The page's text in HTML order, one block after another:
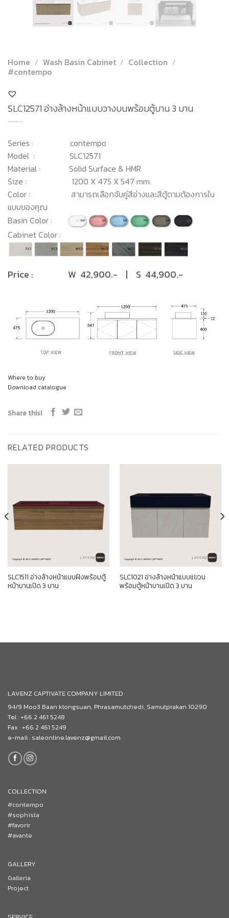
Home / Wash Basin Cabinet / Collection /
#contempo
SLC12571 อ่างล้างหน้าแบบวางบนพร้อมตู้บาน 3 บาน
Series : contempo
Model : SLC12571
Material : Solid Surface & HMR
Size : 1200 X 475 X 547 mm.
Color : สามารถเลือกจับคู่สีอ่างและสีตู้ตามต้องการใน
แบบของคุณ
Basin Color :
Cabinet Color :
Price : W 42,900.- | S 44,900.-
Where to buy
Download catalogue
Share this!
RELATED PRODUCTS
SLC1511 อ่างล้างหน้าแบบฝังพร้อมตู้
หน้าบานเปิด 3 บาน
SLC1021 อ่างล้างหน้าแบบแขวน
พร้อมตู้หน้าบานเปิด 3 บาน
LAVENZ CAPTIVATE COMPANY LIMITED
94/9 Moo3 Baan klongsuan, Phrasamutchedi, Samutprakan 10290
Tel : +66 2 461 5248
Fax : +66 2 461 5249
e-mail : saleonline.lavenz@gmail.com
COLLECTION
#contempo
#sophista
#favorir
#avante
GALLERY
Galleria
Project